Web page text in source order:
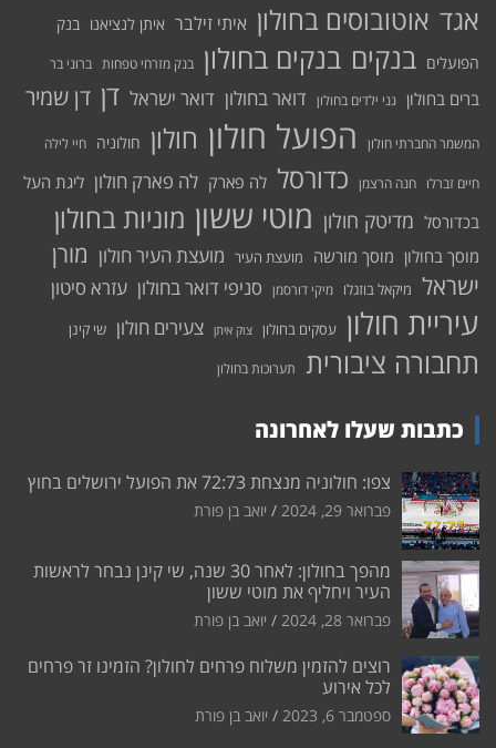
אגד אוטובוסים בחולון איתי זילבר איתן לנציאנו בנק
הפועלים בנקים בנקים בחולון בנק מזרחי טפחות ברוני בר
ברים בחולון גני ילדים בחולון דואר בחולון דואר ישראל דן דן שמיר
המשמר החברתי חולון הפועל חולון חולון חולוניה חיי לילה
חיים זברלו חנה הרצמן כדורסל לה פארק לה פארק חולון ליגת העל
בכדורסל מדיטק חולון מוטי ששון מוניות בחולון
מוסך בחולון מוסך מורשה מועצת העיר מועצת העיר חולון מורן
ישראל מיקאל בוזגלו מיקי דורסמן סניפי דואר בחולון עזרא סיטון
עיריית חולון עסקים בחולון צוק איתן צעירים חולון שי קינן
תחבורה ציבורית תערוכות בחולון
כתבות שעלו לאחרונה
צפו: חולוניה מנצחת 72:73 את הפועל ירושלים בחוץ
פברואר 29, 2024 יואב בן פורת
מהפך בחולון: לאחר 30 שנה, שי קינן נבחר לראשות
העיר ויחליף את מוטי ששון
פברואר 28, 2024 יואב בן פורת
רוצים להזמין משלוח פרחים לחולון? הזמינו זר פרחים
לכל אירוע
ספטמבר 6, 2023 יואב בן פורת